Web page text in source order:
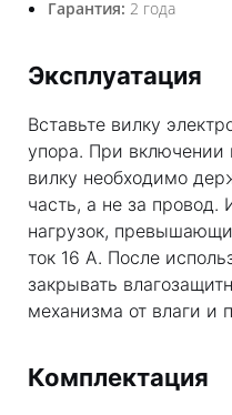
Гарантия: 2 года
Эксплуатация
Вставьте вилку
упора. При
вилку необходимо
часть, а не за провод.
нагрузок,
ток 16 А. После
закрывать
механизма от влаги и
Комплектация